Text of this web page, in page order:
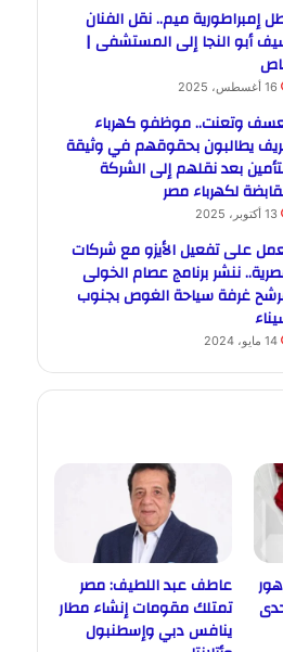
إمبراطورية ميم.. نقل الفنان
أبو النجا إلى المستشفى |
16 أغسطس، 2025
وتعنت.. موظفو كهرباء
يطالبون بحقوقهم في وثيقة
بعد نقلهم إلى الشركة
لكهرباء مصر
13 أكتوبر، 2025
على تفعيل الأيزو مع شركات
ننشر برنامج عصام الخولى
غرفة سياحة الغوص بجنوب
14 مايو، 2024
إحدى
عاطف عبد اللطيف: مصر
تمتلك مقومات إنشاء مطار
ينافس دبي وإسطنبول